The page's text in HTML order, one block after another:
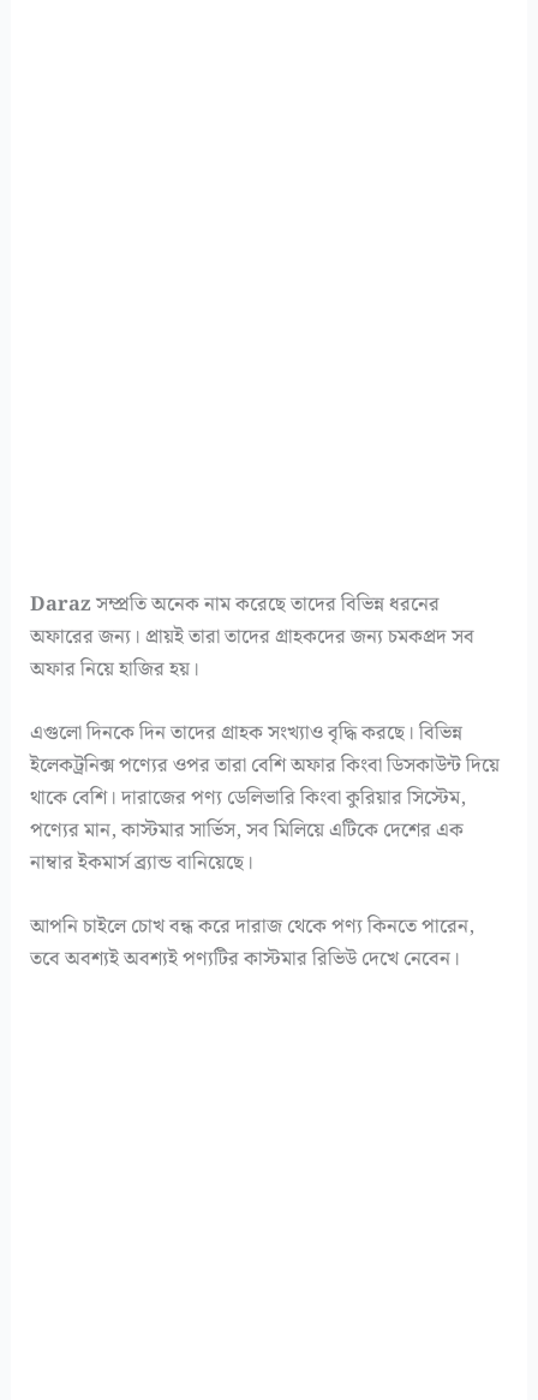
Darazসম্প্রতি অনেক নাম করেছে তাদের বিভিন্ন ধরনের
অফারের জন্য। প্রায়ই তারা তাদের গ্রাহকদের জন্য চমকপ্রদ সব
অফার নিয়ে হাজির হয়।
এগুলো দিনকে দিন তাদের গ্রাহক সংখ্যাও বৃদ্ধি করছে। বিভিন্ন
ইলেকট্রনিক্স পণ্যের ওপর তারা বেশি অফার কিংবা ডিসকাউন্ট দিয়ে
থাকে বেশি। দারাজের পণ্য ডেলিভারি কিংবা কুরিয়ার সিস্টেম,
পণ্যের মান, কাস্টমার সার্ভিস, সব মিলিয়ে এটিকে দেশের এক
নাম্বার ইকমার্স ব্র্যান্ড বানিয়েছে।
আপনি চাইলে চোখ বন্ধ করে দারাজ থেকে পণ্য কিনতে পারেন,
তবে অবশ্যই অবশ্যই পণ্যটির কাস্টমার রিভিউ দেখে নেবেন।